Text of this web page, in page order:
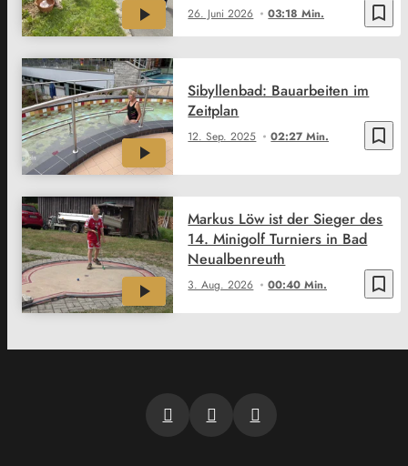
bookmark_border
26. Juni 2026 03:18 Min.
bookmark_border
12. Sep. 2025 02:27 Min.
Sibyllenbad: Bauarbeiten im
Zeitplan
bookmark_border
3. Aug. 2026 00:40 Min.
Markus Löw ist der Sieger des
14. Minigolf Turniers in Bad
Neualbenreuth